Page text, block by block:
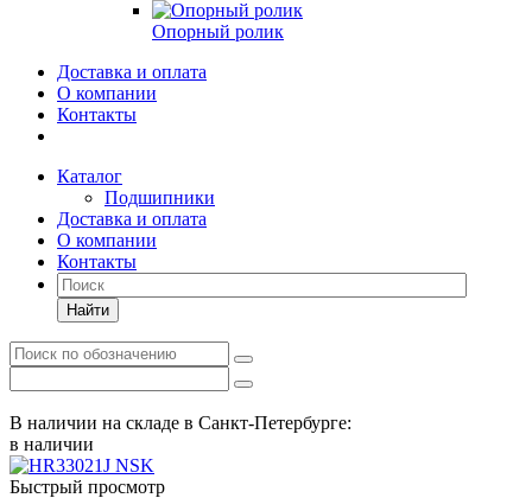
Опорный ролик
Доставка и оплата
О компании
Контакты
Каталог
Подшипники
Доставка и оплата
О компании
Контакты
Найти
В наличии на складе в Санкт-Петербурге:
в наличии
Быстрый просмотр